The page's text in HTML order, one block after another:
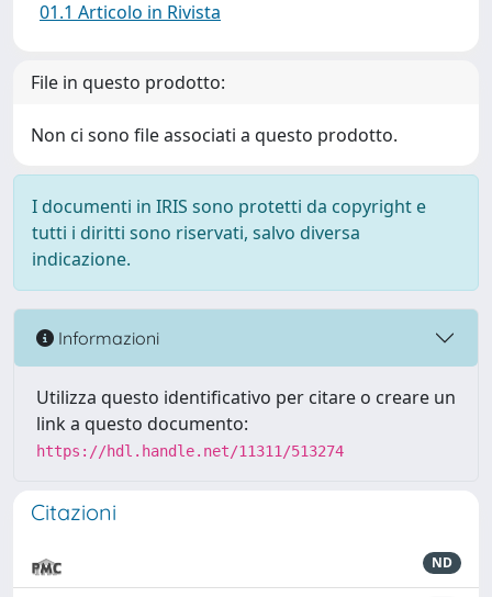
01.1 Articolo in Rivista
File in questo prodotto:
Non ci sono file associati a questo prodotto.
I documenti in IRIS sono protetti da copyright e
tutti i diritti sono riservati, salvo diversa
indicazione.
Informazioni
Utilizza questo identificativo per citare o creare un
link a questo documento:
https://hdl.handle.net/11311/513274
Citazioni
ND